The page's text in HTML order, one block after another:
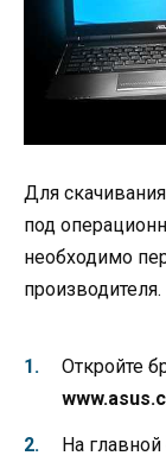
Для
под
необходимо
производителя.
Откройте
На главной